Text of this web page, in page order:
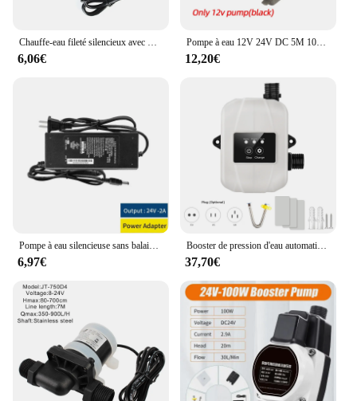
Chauffe-eau fileté silencieux avec moteur solaire sans balais, pompe de surpression, chauffage au sol de la douche, prise US IP68, 4 points, DC 12V, 24V
6,06€
Pompe à eau 12V 24V DC 5M 1000L/H SubSN, pompe de douche pour aquarium camping-car Hurhome jardin hydroponique
12,20€
Pompe à eau silencieuse sans balais, chauffe-eau solaire fileté, booster de chauffage au sol de douche, IP68, 12V, 24V DC, 4 points
6,97€
Booster de pression d'eau automatique pour la maison, pompe de recirculation silencieuse, douche, 24V
37,70€